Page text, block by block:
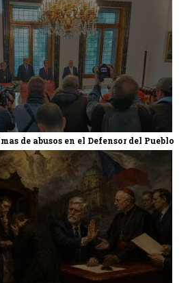
de abusos en el Defensor del Pueblo